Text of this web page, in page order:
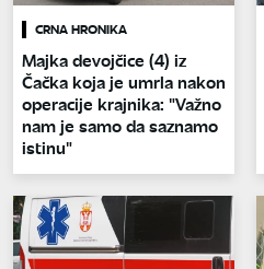
CRNA HRONIKA
Majka devojčice (4) iz
Čačka koja je umrla nakon
operacije krajnika: "Važno
nam je samo da saznamo
istinu"